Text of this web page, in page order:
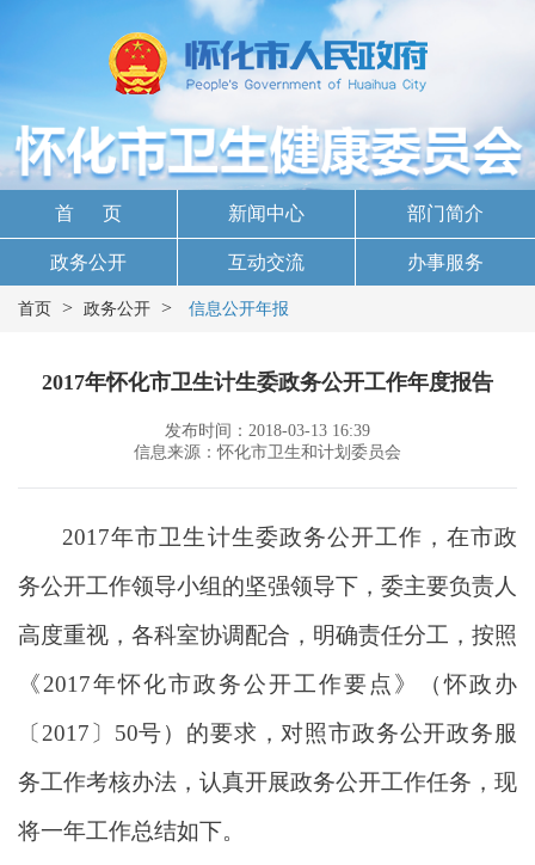
首 页 新闻中心 部门简介
政务公开 互动交流 办事服务
首页 > 政务公开 > 信息公开年报
2017年怀化市卫生计生委政务公开工作年度报告
发布时间：2018-03-13 16:39
信息来源：怀化市卫生和计划委员会
2017年市卫生计生委政务公开工作，在市政
务公开工作领导小组的坚强领导下，委主要负责人
高度重视，各科室协调配合，明确责任分工，按照
《2017年怀化市政务公开工作要点》（怀政办
〔2017〕50号）的要求，对照市政务公开政务服
务工作考核办法，认真开展政务公开工作任务，现
将一年工作总结如下。